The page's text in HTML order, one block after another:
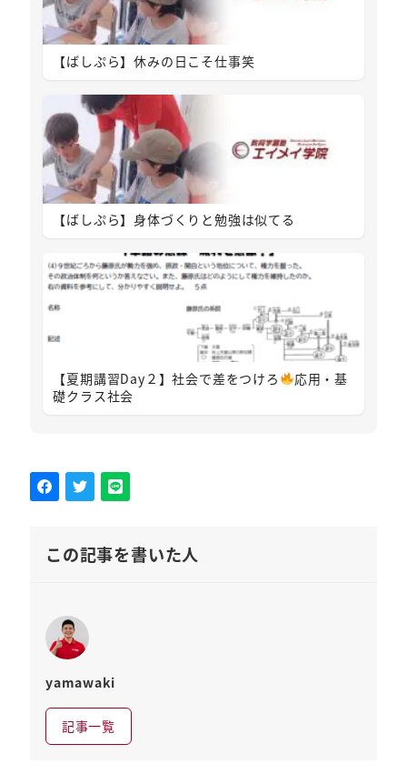
【ばしぷら】休みの日こそ仕事笑
【ばしぷら】身体づくりと勉強は似てる
【夏期講習Day２】社会で差をつけろ
応用・基
礎クラス社会
この記事を書いた人
yamawaki
記事一覧